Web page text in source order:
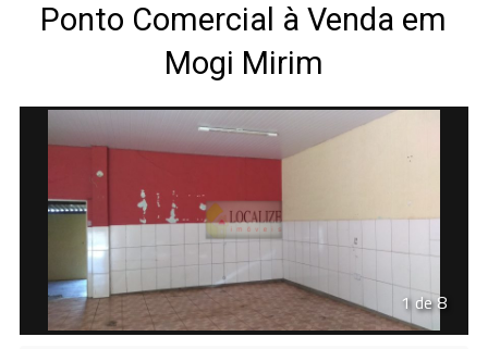
Ponto Comercial à Venda em
Mogi Mirim
1 de 8